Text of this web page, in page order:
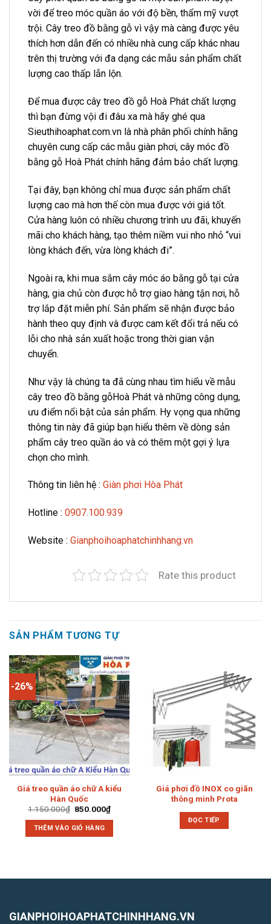
vời để treo móc quần áo với độ bền, thẩm mỹ vượt
trội. Cây treo đồ bằng gỗ vì vậy mà càng được yêu
thích hơn dẫn đến có nhiều nhà cung cấp khác nhau
trên thị trường với đa dạng các mẫu sản phẩm chất
lượng cao thấp lẫn lộn.
Để mua được cây treo đồ gỗ Hoà Phát chất lượng
thì bạn đừng vội đi đâu xa mà hãy ghé qua
Sieuthihoaphat.com.vn là nhà phân phối chính hãng
chuyên cung cấp các mẫu giàn phơi, cây móc đồ
bằng gỗ Hoà Phát chính hãng đảm bảo chất lượng.
Tại đây, bạn không chỉ mua được sản phẩm chất
lượng cao mà hơn thế còn mua được với giá tốt.
Cửa hàng luôn có nhiều chương trình ưu đãi, khuyến
mãi cho khách hàng, tạo thêm niềm vui nho nhỏ “vui
lòng khách đến, vừa lòng khách đi”.
Ngoài ra, khi mua sắm cây móc áo bằng gỗ tại cửa
hàng, gia chủ còn được hỗ trợ giao hàng tận nơi, hỗ
trợ lắp đặt miễn phí. Sản phẩm sẽ nhận được bảo
hành theo quy định và được cam kết đổi trả nếu có
lỗi cho nhà sản xuất hoặc trong thời gian vận
chuyển.
Như vậy là chúng ta đã cùng nhau tìm hiểu về mẫu
cây treo đồ bằng gỗHoà Phát và những công dụng,
ưu điểm nổi bật của sản phẩm. Hy vọng qua những
thông tin này đã giúp bạn hiểu thêm về dòng sản
phẩm cây treo quần áo và có thêm một gợi ý lựa
chọn cho mình.
Thông tin liên hệ : Giàn phơi Hòa Phát
Hotline : 0907.100.939
Website : Gianphoihoaphatchinhhang.vn
Rate this product
SẢN PHẨM TƯƠNG TỰ
-26%
Giá treo quần áo chữ A kiểu
Hàn Quốc
1.150.000₫ Giá
là:
1.150.000₫.
850.000₫Giá
850.000₫.
THÊM VÀO GIỎ HÀNG
Giá phơi đồ INOX co giãn
thông minh Prota
ĐỌC TIẾP
GIANPHOIHOAPHATCHINHHANG.VN